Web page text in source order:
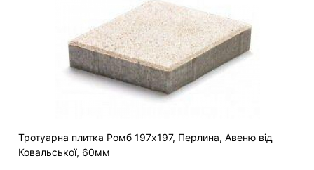
Тротуарна плитка Ромб 197x197, Перлина, Авеню від
Ковальської, 60мм